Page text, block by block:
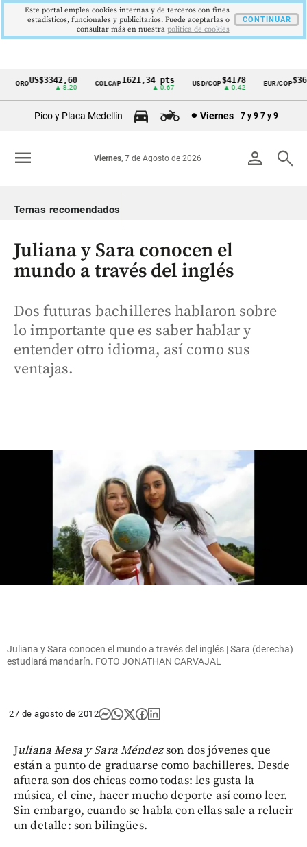
Cintillo
Colombia
OROUS$3342,60
▲ 8.20
COLCAP1621,34 pts
▲ 0.67
USD/COP$4178
▲ 0.42
EUR/COP$3672
Pico y Placa Medellín Viernes 7 y 9 7 y 9
person search
Viernes, 7 de Agosto de 2026
menu
Temas recomendados
Juliana y Sara conocen el
mundo a través del inglés
Dos futuras bachilleres hablaron sobre
lo importante que es saber hablar y
entender otro idioma, así como sus
ventajas.
Juliana y Sara conocen el mundo a través del inglés | Sara (derecha)
estudiará mandarín. FOTO JONATHAN CARVAJAL
27 de agosto de 2012
Juliana Mesa y Sara Méndezson dos jóvenes que
están a punto de graduarse como bachilleres. Desde
afuera son dos chicas como todas: les gusta la
música, el cine, hacer mucho deporte así como leer.
Sin embargo, cuando se habla con ellas sale a relucir
un detalle: son bilingües.
Este portal emplea cookies internas y de terceros con fines
estadísticos, funcionales y publicitarios. Puede aceptarlas o
consultar más en nuestra politica de cookies
CONTINUAR